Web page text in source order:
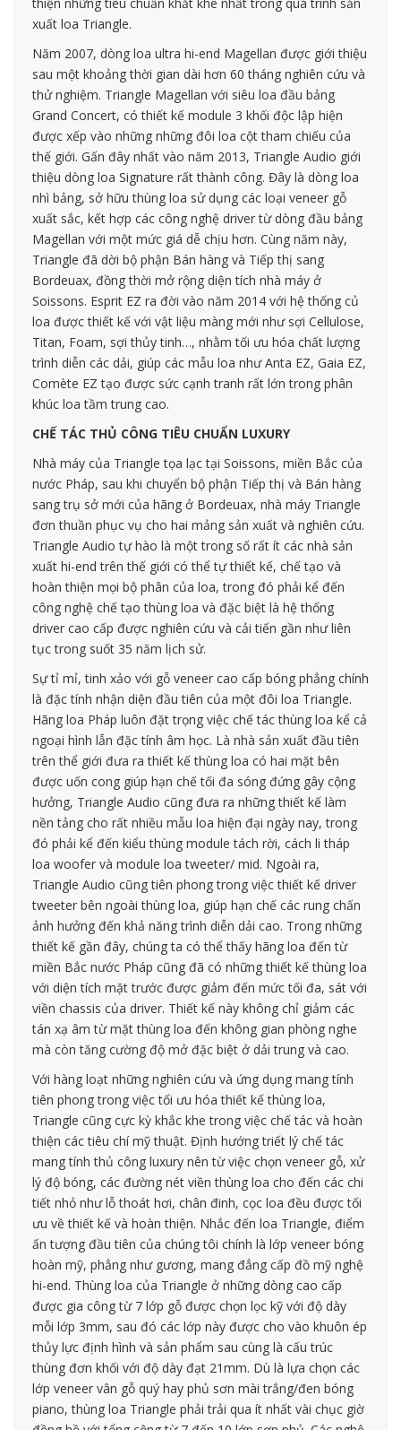
xuất loa Triangle.
Năm 2007, dòng loa ultra hi-end Magellan được giới thiệu
sau một khoảng thời gian dài hơn 60 tháng nghiên cứu và
thử nghiệm. Triangle Magellan với siêu loa đầu bảng
Grand Concert, có thiết kế module 3 khối độc lập hiện
được xếp vào những những đôi loa cột tham chiếu của
thế giới. Gấn đây nhất vào năm 2013, Triangle Audio giới
thiệu dòng loa Signature rất thành công. Đây là dòng loa
nhì bảng, sở hữu thùng loa sử dụng các loại veneer gỗ
xuất sắc, kết hợp các công nghệ driver từ dòng đầu bảng
Magellan với một mức giá dễ chịu hơn. Cùng năm này,
Triangle đã dời bộ phận Bán hàng và Tiếp thị sang
Bordeuax, đồng thời mở rộng diện tích nhà máy ở
Soissons. Esprit EZ ra đời vào năm 2014 với hệ thống củ
loa được thiết kế với vật liệu màng mới như sợi Cellulose,
Titan, Foam, sợi thủy tinh…, nhằm tối ưu hóa chất lượng
trình diễn các dải, giúp các mẫu loa như Anta EZ, Gaia EZ,
Comète EZ tạo được sức cạnh tranh rất lớn trong phân
khúc loa tầm trung cao.
CHẾ TÁC THỦ CÔNG TIÊU CHUẨN LUXURY
Nhà máy của Triangle tọa lạc tại Soissons, miền Bắc của
nước Pháp, sau khi chuyển bộ phận Tiếp thị và Bán hàng
sang trụ sở mới của hãng ở Bordeuax, nhà máy Triangle
đơn thuần phục vụ cho hai mảng sản xuất và nghiên cứu.
Triangle Audio tự hào là một trong số rất ít các nhà sản
xuất hi-end trên thế giới có thể tự thiết kế, chế tạo và
hoàn thiện mọi bộ phân của loa, trong đó phải kể đến
công nghệ chế tạo thùng loa và đặc biệt là hệ thống
driver cao cấp được nghiên cứu và cải tiến gần như liên
tục trong suốt 35 năm lịch sử.
Sự tỉ mỉ, tinh xảo với gỗ veneer cao cấp bóng phẳng chính
là đặc tính nhận diện đầu tiên của một đôi loa Triangle.
Hãng loa Pháp luôn đặt trọng việc chế tác thùng loa kể cả
ngoại hình lẫn đặc tính âm học. Là nhà sản xuất đầu tiên
trên thể giới đưa ra thiết kế thùng loa có hai mặt bên
được uốn cong giúp hạn chế tối đa sóng đứng gây cộng
hưởng, Triangle Audio cũng đưa ra những thiết kế làm
nền tảng cho rất nhiều mẫu loa hiện đại ngày nay, trong
đó phải kể đến kiểu thùng module tách rời, cách li tháp
loa woofer và module loa tweeter/ mid. Ngoài ra,
Triangle Audio cũng tiên phong trong việc thiết kế driver
tweeter bên ngoài thùng loa, giúp hạn chế các rung chấn
ảnh hưởng đến khả năng trình diễn dải cao. Trong những
thiết kế gần đây, chúng ta có thể thấy hãng loa đến từ
miền Bắc nước Pháp cũng đã có những thiết kế thùng loa
với diện tích mặt trước được giảm đến mức tối đa, sát với
viền chassis của driver. Thiết kế này không chỉ giảm các
tán xạ âm từ mặt thùng loa đến không gian phòng nghe
mà còn tăng cường độ mở đặc biệt ở dải trung và cao.
Với hàng loạt những nghiên cứu và ứng dụng mang tính
tiên phong trong việc tối ưu hóa thiết kế thùng loa,
Triangle cũng cực kỳ khắc khe trong việc chế tác và hoàn
thiện các tiêu chí mỹ thuật. Định hướng triết lý chế tác
mang tính thủ công luxury nên từ việc chọn veneer gỗ, xử
lý độ bóng, các đường nét viền thùng loa cho đến các chi
tiết nhỏ như lỗ thoát hơi, chân đinh, cọc loa đều được tối
ưu về thiết kế và hoàn thiện. Nhắc đến loa Triangle, điểm
ấn tượng đầu tiên của chúng tôi chính là lớp veneer bóng
hoàn mỹ, phẳng như gương, mang đẳng cấp đồ mỹ nghệ
hi-end. Thùng loa của Triangle ở những dòng cao cấp
được gia công từ 7 lớp gỗ được chọn lọc kỹ với độ dày
mỗi lớp 3mm, sau đó các lớp này được cho vào khuôn ép
thủy lực định hình và sản phẩm sau cùng là cấu trúc
thùng đơn khối với độ dày đạt 21mm. Dù là lựa chọn các
lớp veneer vân gỗ quý hay phủ sơn mài trắng/đen bóng
piano, thùng loa Triangle phải trải qua ít nhất vài chục giờ